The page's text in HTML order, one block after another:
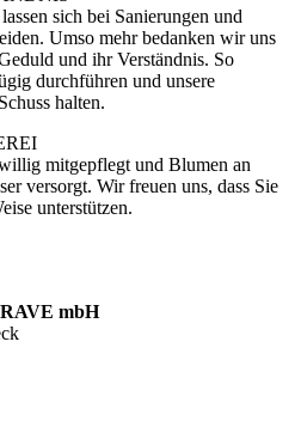
sich bei Sanierungen und
Umso mehr bedanken wir uns
und ihr Verständnis. So
durchführen und unsere
halten.
mitgepflegt und Blumen an
versorgt. Wir freuen uns, dass Sie
unterstützen.
mbH